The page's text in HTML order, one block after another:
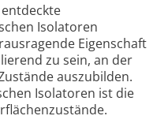
Isolatoren
Eigenschaft
zu sein, an der
auszubilden.
Isolatoren ist die